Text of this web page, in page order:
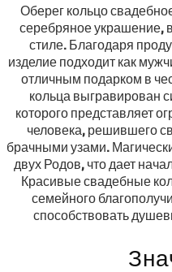
Оберег кольцо
серебряное украшение,
стиле. Благодаря
изделие подходит как
отличным подарком в
кольца выгравирован
которого представляет
человека, решившего
брачными узами.
двух Родов, что дает
Красивые свадебные
семейного
способствовать